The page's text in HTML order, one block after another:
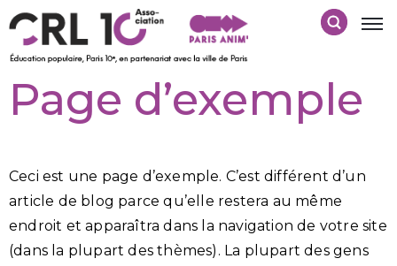
Page d’exemple
Ceci est une page d’exemple. C’est différent d’un
article de blog parce qu’elle restera au même
endroit et apparaîtra dans la navigation de votre site
(dans la plupart des thèmes). La plupart des gens